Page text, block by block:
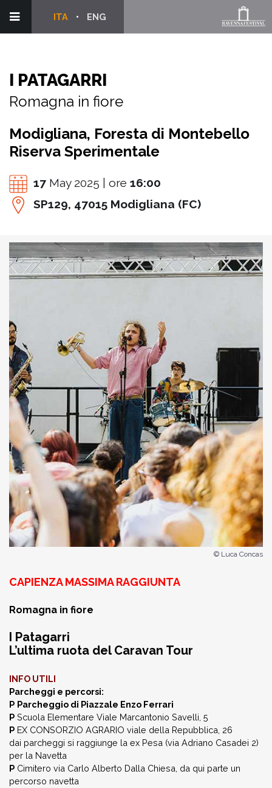
ENG
ITA
I PATAGARRI
Romagna in fiore
Modigliana, Foresta di Montebello
Riserva Sperimentale
17 May 2025 | ore 16:00
SP129, 47015 Modigliana (FC)
© Luca Concas
CAPIENZA MASSIMA RAGGIUNTA
Romagna in fiore
I Patagarri
L’ultima ruota del Caravan Tour
INFO UTILI
Parcheggi e percorsi:
P Parcheggio di Piazzale Enzo Ferrari
P Scuola Elementare Viale Marcantonio Savelli, 5
P EX CONSORZIO AGRARIO viale della Repubblica, 26
dai parcheggi si raggiunge la ex Pesa (via Adriano Casadei 2)
per la Navetta
P Cimitero via Carlo Alberto Dalla Chiesa, da qui parte un
percorso navetta